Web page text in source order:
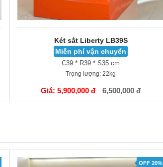
Két sắt Liberty LB39S
Miễn phí vận chuyển
C39 * R39 * S35 cm
Trọng lượng: 22kg
Giá: 5,900,000 đ 6,500,000 đ
GIỎ HÀNG
OFF 20%